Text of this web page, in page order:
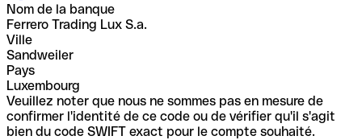
Nom de la banque
Ferrero Trading Lux S.a.
Ville
Sandweiler
Pays
Luxembourg
Veuillez noter que nous ne sommes pas en mesure de
confirmer l'identité de ce code ou de vérifier qu'il s'agit
bien du code SWIFT exact pour le compte souhaité.